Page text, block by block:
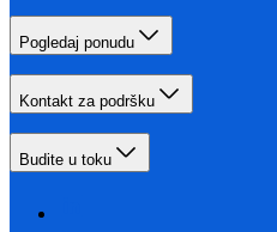
Pogledaj ponudu
Kontakt za podršku
Budite u toku